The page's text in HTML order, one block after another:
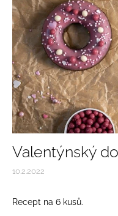
Valentýnský
10.2.2022
Recept na 6 kusů.